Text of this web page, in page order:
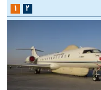
۱ ۲